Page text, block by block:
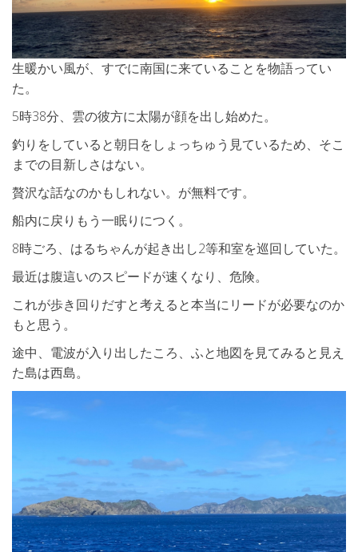
生暖かい風が、すでに南国に来ていることを物語ってい
た。
5時38分、雲の彼方に太陽が顔を出し始めた。
釣りをしていると朝日をしょっちゅう見ているため、そこ
までの目新しさはない。
贅沢な話なのかもしれない。が無料です。
船内に戻りもう一眠りにつく。
8時ごろ、はるちゃんが起き出し2等和室を巡回していた。
最近は腹這いのスピードが速くなり、危険。
これが歩き回りだすと考えると本当にリードが必要なのか
もと思う。
途中、電波が入り出したころ、ふと地図を見てみると見え
た島は西島。